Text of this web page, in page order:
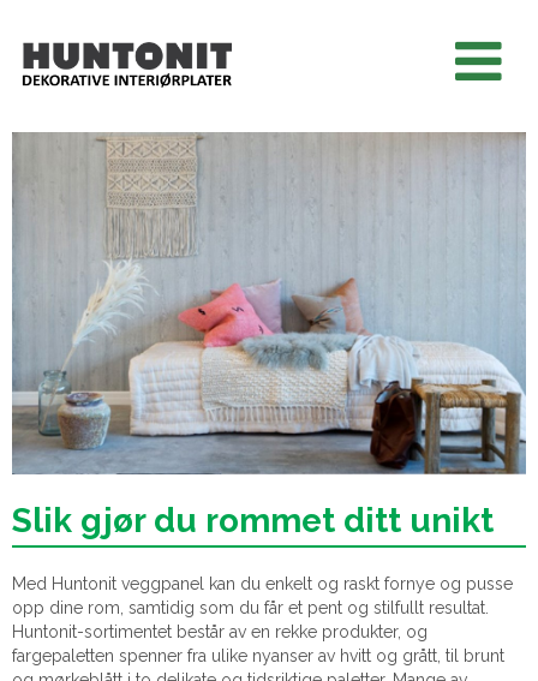
Slik gjør du rommet ditt unikt
Med Huntonit veggpanel kan du enkelt og raskt fornye og pusse
opp dine rom, samtidig som du får et pent og stilfullt resultat.
Huntonit-sortimentet består av en rekke produkter, og
fargepaletten spenner fra ulike nyanser av hvitt og grått, til brunt